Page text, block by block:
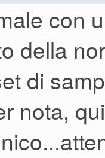
con
della
di
nota,